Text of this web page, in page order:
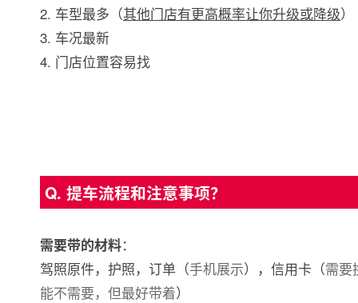
2. 车型最多（其他门店有更高概率让你升级或降级）
3. 车况最新
4. 门店位置容易找
Q. 提车流程和注意事项？
需要带的材料：
驾照原件，护照，订单（手机展示），信用卡（需要
能不需要，但最好带着）